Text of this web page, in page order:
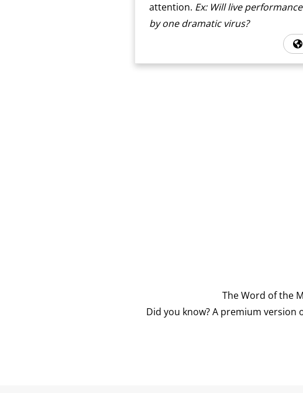
attention. Ex: Will live
by one dramatic virus?
The Word of the
Did you know? A premium version